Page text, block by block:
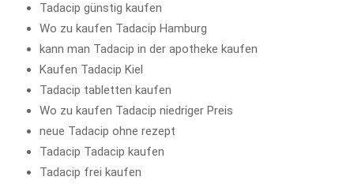
Tadacip günstig kaufen
Wo zu kaufen Tadacip Hamburg
kann man Tadacip in der apotheke kaufen
Kaufen Tadacip Kiel
Tadacip tabletten kaufen
Wo zu kaufen Tadacip niedriger Preis
neue Tadacip ohne rezept
Tadacip Tadacip kaufen
Tadacip frei kaufen